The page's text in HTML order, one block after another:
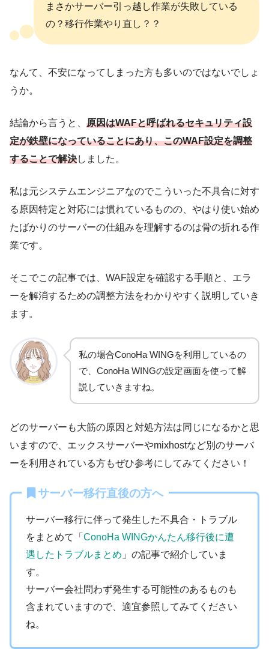
まさかサーバー引っ越し作業が失敗している
の？移行作業やり直し？？
なんて、不安になってしまった方も多いのではないでしょ
うか。
結論から言うと、 原因はWAFと呼ばれるセキュリティ設
定が鉄壁になっていることにあり、このWAF設定を調整
することで解決しました。
私は元システムエンジニアなのでこういった不具合に対す
る原因特定と対応には慣れているものの、やはり使い始め
たばかりのサーバーの仕組みを理解するのは骨の折れる作
業です。
そこでこの記事では、WAF設定を確認する手順と、エラ
ーを解消するための調整方法をわかりやすく説明していき
ます。
私の場合ConoHa WINGを利用しているの
で、ConoHa WINGの設定画面を使って解
説していきますね。
どのサーバーも大筋の原因と対処方法は同じになるかと思
いますので、エックスサーバーやmixhostなど別のサーバ
ーを利用されている方もぜひ参考にしてみてください！
サーバー移行直後の方へ
サーバー移行に伴って発生した不具合・トラブル
をまとめて「 ConoHa WINGかんたん移行後に遭
遇したトラブルまとめ 」の記事で紹介していま
す。
サーバー会社問わず発生する可能性のあるものも
含まれていますので、適宜参照してみてください
ね。